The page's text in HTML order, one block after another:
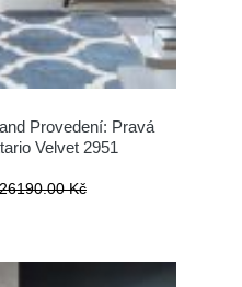
Provedení: Pravá
Velvet 2951
26190.00 Kč